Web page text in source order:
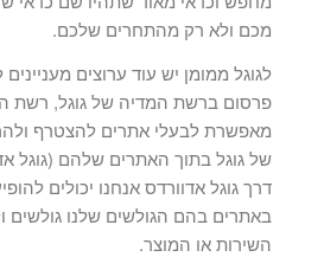
מכם ולא רק מהתחרים שלכם.
לגוגל ממומן יש עוד ערוצים
פרסום ברשת המדיה של גוגל, רשת
מאפשרת לבעלי אתרים להצטרף
של גוגל בתוך האתרים שלהם (גוגל
דרך גוגל אדוורדס אנחנו יכולים
באתרים בהם הגולשים שלנו גולשים
השירות או המוצר.